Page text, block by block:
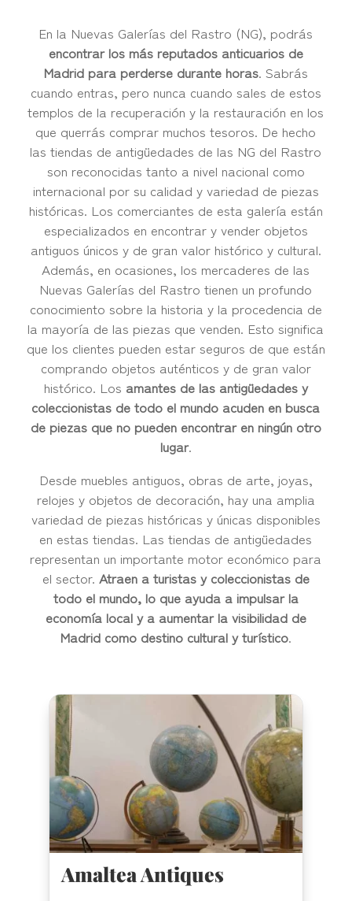
En la Nuevas Galerías del Rastro (NG), podrás
encontrar los más reputados anticuarios de
Madrid para perderse durante horas. Sabrás
cuando entras, pero nunca cuando sales de estos
templos de la recuperación y la restauración en los
que querrás comprar muchos tesoros. De hecho
las tiendas de antigüedades de las NG del Rastro
son reconocidas tanto a nivel nacional como
internacional por su calidad y variedad de piezas
históricas. Los comerciantes de esta galería están
especializados en encontrar y vender objetos
antiguos únicos y de gran valor histórico y cultural.
Además, en ocasiones, los mercaderes de las
Nuevas Galerías del Rastro tienen un profundo
conocimiento sobre la historia y la procedencia de
la mayoría de las piezas que venden. Esto significa
que los clientes pueden estar seguros de que están
comprando objetos auténticos y de gran valor
histórico. Los amantes de las antigüedades y
coleccionistas de todo el mundo acuden en busca
de piezas que no pueden encontrar en ningún otro
lugar.
Desde muebles antiguos, obras de arte, joyas,
relojes y objetos de decoración, hay una amplia
variedad de piezas históricas y únicas disponibles
en estas tiendas. Las tiendas de antigüedades
representan un importante motor económico para
el sector. Atraen a turistas y coleccionistas de
todo el mundo, lo que ayuda a impulsar la
economía local y a aumentar la visibilidad de
Madrid como destino cultural y turístico.
Amaltea Antiques